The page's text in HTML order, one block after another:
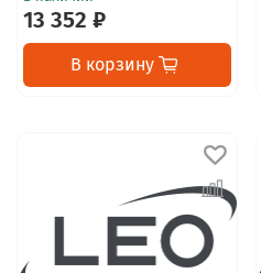
13 352 ₽
В корзину